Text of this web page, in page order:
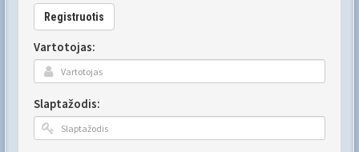
Registruotis
Vartotojas:
Slaptažodis: